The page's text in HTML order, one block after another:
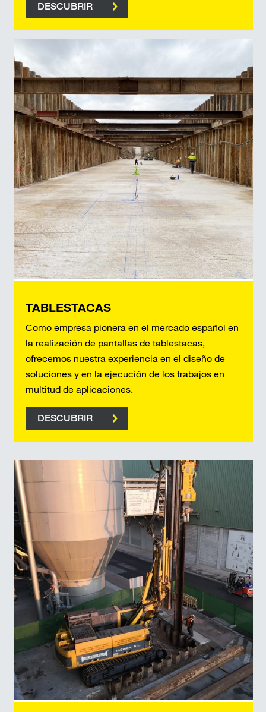
DESCUBRIR
TABLESTACAS
Como empresa pionera en el mercado español en
la realización de pantallas de tablestacas,
ofrecemos nuestra experiencia en el diseño de
soluciones y en la ejecución de los trabajos en
multitud de aplicaciones.
DESCUBRIR